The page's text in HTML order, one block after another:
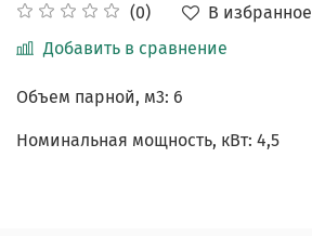
(0)
В избранное
Добавить в сравнение
Объем парной, м3: 6
Номинальная мощность, кВт: 4,5